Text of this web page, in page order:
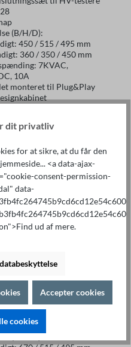
(B/H/D):
450 / 515 / 495 mm
360 / 350 / 450 mm
7KVAC,
10A
monteret til Plug&Play
€*
universal-testbur
til alle
(B/H/D):
dit privatliv
for at sikre, at du får den
<a data-ajax-
consent-permission-
data-
ud af mere.
Accepter cookies
cookies